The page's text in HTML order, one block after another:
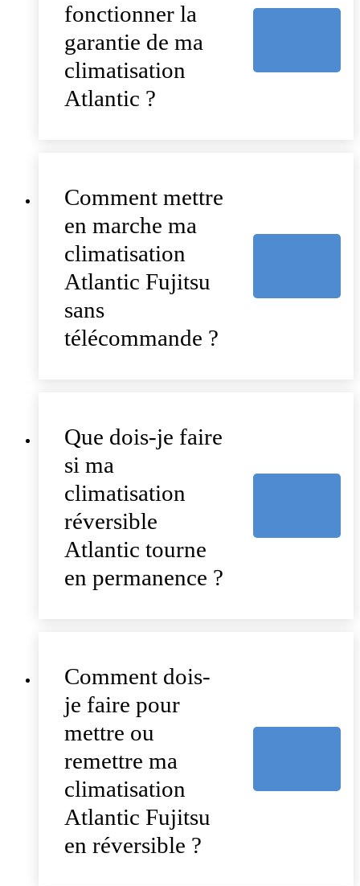
fonctionner la
garantie de ma
climatisation
Atlantic ?
Comment mettre
en marche ma
climatisation
Atlantic Fujitsu
sans
télécommande ?
Que dois-je faire
si ma
climatisation
réversible
Atlantic tourne
en permanence ?
Comment dois-
je faire pour
mettre ou
remettre ma
climatisation
Atlantic Fujitsu
en réversible ?